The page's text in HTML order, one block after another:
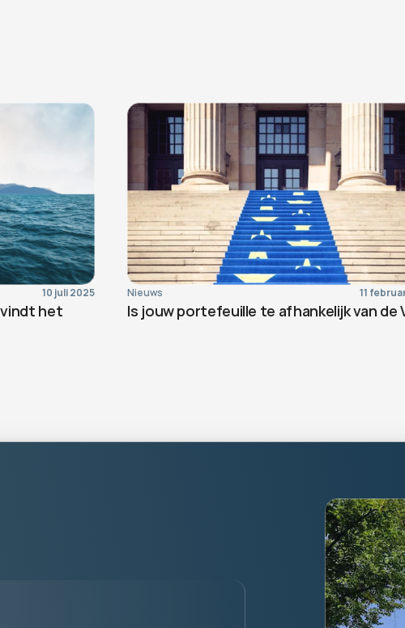
10 juli 2025
vindt het
Nieuws 11
Is jouw portefeuille te afhankelijk van de